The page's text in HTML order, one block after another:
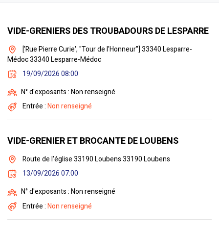
VIDE-GRENIERS DES TROUBADOURS DE LESPARRE
['Rue Pierre Curie', "Tour de l'Honneur"] 33340 Lesparre-
Médoc 33340 Lesparre-Médoc
19/09/2026 08:00
N° d'exposants : Non renseigné
Entrée :Non renseigné
VIDE-GRENIER ET BROCANTE DE LOUBENS
Route de l'église 33190 Loubens 33190 Loubens
13/09/2026 07:00
N° d'exposants : Non renseigné
Entrée :Non renseigné